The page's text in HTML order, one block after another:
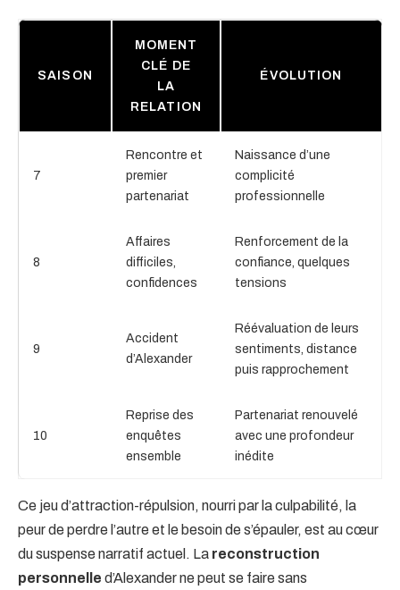
SAISON
MOMENT
CLÉ DE
LA
RELATION
ÉVOLUTION
7
Rencontre et
premier
partenariat
Naissance d’une
complicité
professionnelle
8
Affaires
difficiles,
confidences
Renforcement de la
confiance, quelques
tensions
9
Accident
d’Alexander
Réévaluation de leurs
sentiments, distance
puis rapprochement
10
Reprise des
enquêtes
ensemble
Partenariat renouvelé
avec une profondeur
inédite
Ce jeu d’attraction-répulsion, nourri par la culpabilité, la
peur de perdre l’autre et le besoin de s’épauler, est au cœur
du suspense narratif actuel. La reconstruction
personnelle d’Alexander ne peut se faire sans